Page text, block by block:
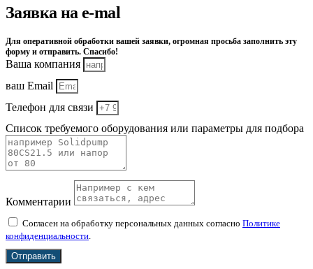
Заявка на e-mal
Для оперативной обработки вашей заявки, огромная просьба заполнить эту
форму и отправить. Спасибо!
Ваша компания
ваш Email
Телефон для связи
Список требуемого оборудования или параметры для подбора
Комментарии
Согласен на обработку персональных данных согласно Политике
конфиденциальности
Отправить